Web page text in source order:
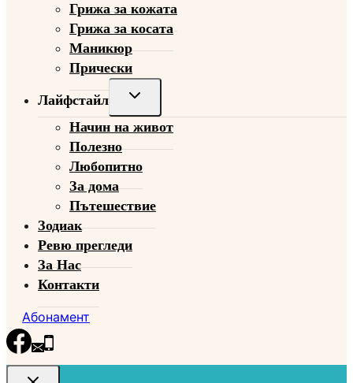
Грижа за кожата
Грижа за косата
Маникюр
Прически
Лайфстайл
Toggle
child
menu
Начин на живот
Полезно
Любопитно
За дома
Пътешествие
Зодиак
Ревю прегледи
За Нас
Контакти
Абонамент